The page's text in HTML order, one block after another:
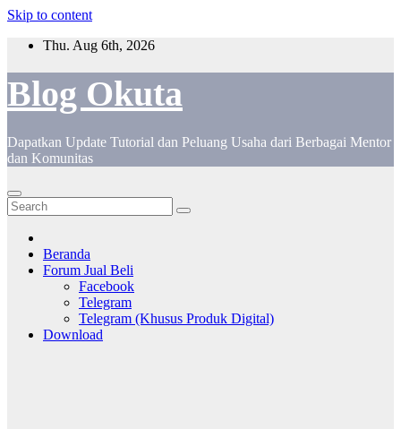
Skip to content
Thu. Aug 6th, 2026
Blog Okuta
Dapatkan Update Tutorial dan Peluang Usaha dari Berbagai Mentor
dan Komunitas
Beranda
Forum Jual Beli
Facebook
Telegram
Telegram (Khusus Produk Digital)
Download